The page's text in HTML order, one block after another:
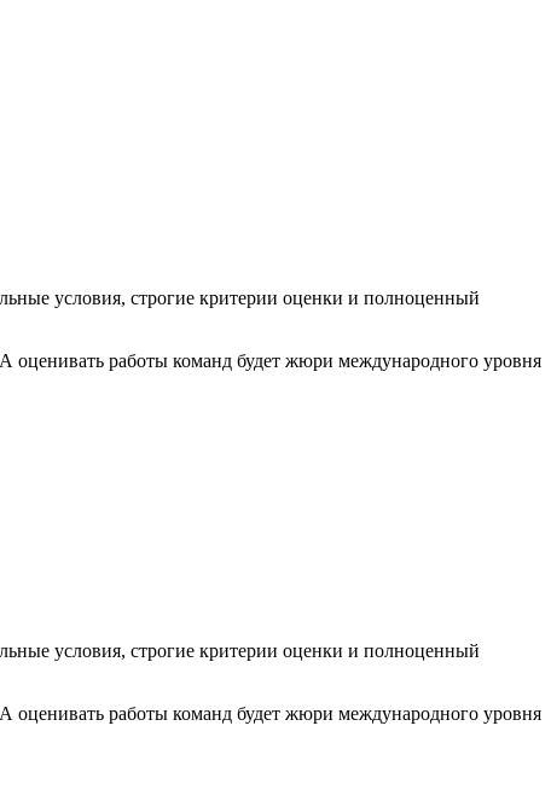
условия, строгие критерии оценки и полноценный
работы команд будет жюри международного уровня
условия, строгие критерии оценки и полноценный
работы команд будет жюри международного уровня